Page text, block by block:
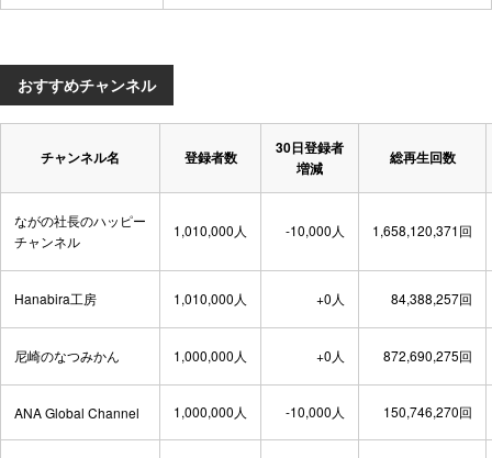
おすすめチャンネル
チャンネル名 登録者数
30日登録者
増減
総再生回数
ながの社長のハッピー
チャンネル
1,010,000人 -10,000人 1,658,120,371回
Hanabira工房 1,010,000人 +0人 84,388,257回
尼崎のなつみかん 1,000,000人 +0人 872,690,275回
ANA Global Channel 1,000,000人 -10,000人 150,746,270回